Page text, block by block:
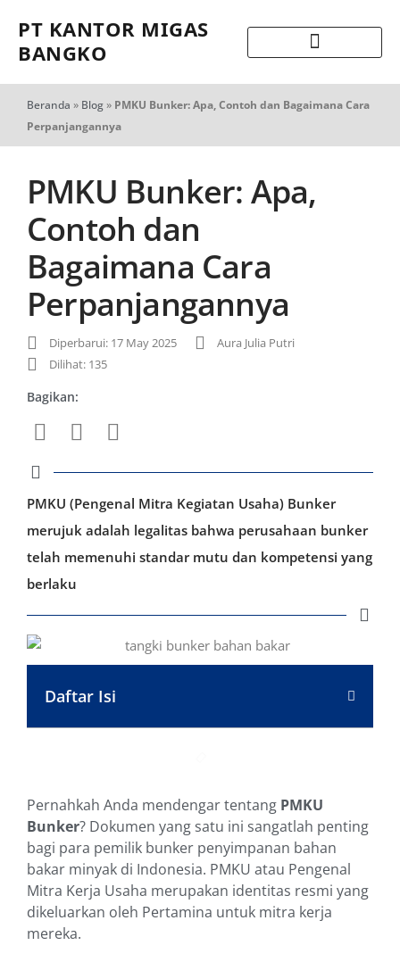
PT KANTOR MIGAS
BANGKO
Beranda » Blog» PMKU Bunker: Apa, Contoh dan Bagaimana Cara
Perpanjangannya
PMKU Bunker: Apa,
Contoh dan
Bagaimana Cara
Perpanjangannya
Diperbarui: 17 May 2025
Aura Julia Putri
Dilihat: 135
Bagikan:
PMKU (Pengenal Mitra Kegiatan Usaha) Bunker
merujuk adalah legalitas bahwa perusahaan bunker
telah memenuhi standar mutu dan kompetensi yang
berlaku
Daftar Isi
Pernahkah Anda mendengar tentang PMKU
Bunker? Dokumen yang satu ini sangatlah penting
bagi para pemilik bunker penyimpanan bahan
bakar minyak di Indonesia. PMKU atau Pengenal
Mitra Kerja Usaha merupakan identitas resmi yang
dikeluarkan oleh Pertamina untuk mitra kerja
mereka.